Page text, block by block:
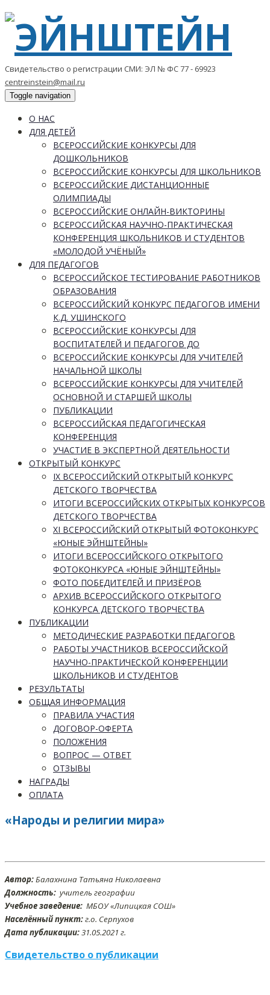
Свидетельство о регистрации СМИ: ЭЛ № ФС 77 - 69923
centreinstein@mail.ru
Toggle navigation
О НАС
ДЛЯ ДЕТЕЙ
ВСЕРОССИЙСКИЕ КОНКУРСЫ ДЛЯ
ДОШКОЛЬНИКОВ
ВСЕРОССИЙСКИЕ КОНКУРСЫ ДЛЯ ШКОЛЬНИКОВ
ВСЕРОССИЙСКИЕ ДИСТАНЦИОННЫЕ
ОЛИМПИАДЫ
ВСЕРОССИЙСКИЕ ОНЛАЙН-ВИКТОРИНЫ
ВСЕРОССИЙСКАЯ НАУЧНО-ПРАКТИЧЕСКАЯ
КОНФЕРЕНЦИЯ ШКОЛЬНИКОВ И СТУДЕНТОВ
«МОЛОДОЙ УЧЁНЫЙ»
ДЛЯ ПЕДАГОГОВ
ВСЕРОССИЙСКОЕ ТЕСТИРОВАНИЕ РАБОТНИКОВ
ОБРАЗОВАНИЯ
ВСЕРОССИЙСКИЙ КОНКУРС ПЕДАГОГОВ ИМЕНИ
К.Д. УШИНСКОГО
ВСЕРОССИЙСКИЕ КОНКУРСЫ ДЛЯ
ВОСПИТАТЕЛЕЙ И ПЕДАГОГОВ ДО
ВСЕРОССИЙСКИЕ КОНКУРСЫ ДЛЯ УЧИТЕЛЕЙ
НАЧАЛЬНОЙ ШКОЛЫ
ВСЕРОССИЙСКИЕ КОНКУРСЫ ДЛЯ УЧИТЕЛЕЙ
ОСНОВНОЙ И СТАРШЕЙ ШКОЛЫ
ПУБЛИКАЦИИ
ВСЕРОССИЙСКАЯ ПЕДАГОГИЧЕСКАЯ
КОНФЕРЕНЦИЯ
УЧАСТИЕ В ЭКСПЕРТНОЙ ДЕЯТЕЛЬНОСТИ
ОТКРЫТЫЙ КОНКУРС
IX ВСЕРОССИЙСКИЙ ОТКРЫТЫЙ КОНКУРС
ДЕТСКОГО ТВОРЧЕСТВА
ИТОГИ ВСЕРОССИЙСКИХ ОТКРЫТЫХ КОНКУРСОВ
ДЕТСКОГО ТВОРЧЕСТВА
XI ВСЕРОССИЙСКИЙ ОТКРЫТЫЙ ФОТОКОНКУРС
«ЮНЫЕ ЭЙНШТЕЙНЫ»
ИТОГИ ВСЕРОССИЙСКОГО ОТКРЫТОГО
ФОТОКОНКУРСА «ЮНЫЕ ЭЙНШТЕЙНЫ»
ФОТО ПОБЕДИТЕЛЕЙ И ПРИЗЁРОВ
АРХИВ ВСЕРОССИЙСКОГО ОТКРЫТОГО
КОНКУРСА ДЕТСКОГО ТВОРЧЕСТВА
ПУБЛИКАЦИИ
МЕТОДИЧЕСКИЕ РАЗРАБОТКИ ПЕДАГОГОВ
РАБОТЫ УЧАСТНИКОВ ВСЕРОССИЙСКОЙ
НАУЧНО-ПРАКТИЧЕСКОЙ КОНФЕРЕНЦИИ
ШКОЛЬНИКОВ И СТУДЕНТОВ
РЕЗУЛЬТАТЫ
ОБЩАЯ ИНФОРМАЦИЯ
ПРАВИЛА УЧАСТИЯ
ДОГОВОР-ОФЕРТА
ПОЛОЖЕНИЯ
ВОПРОС — ОТВЕТ
ОТЗЫВЫ
НАГРАДЫ
ОПЛАТА
«Народы и религии мира»
Автор:Балахнина Татьяна Николаевна
Должность: учитель географии
Учебное заведение: МБОУ «Липицкая СОШ»
Населённый пункт:г.о. Серпухов
Дата публикации:31.05.2021 г.
Свидетельство о публикации